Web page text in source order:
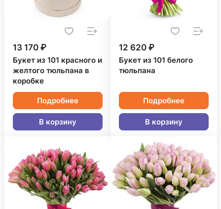
13 170 ₽
Букет из 101 красного и
желтого тюльпана в
коробке
Подробнее
В корзину
12 620 ₽
Букет из 101 белого
тюльпана
Подробнее
В корзину